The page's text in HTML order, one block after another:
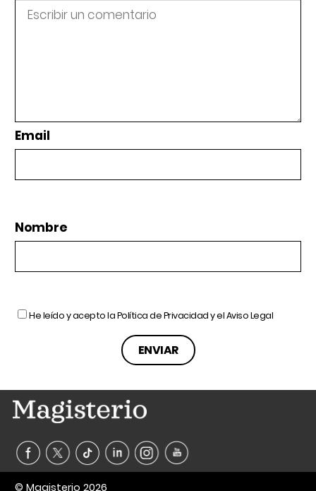
Email
Nombre
He leído y acepto laPolítica de Privacidady elAviso Legal
© Magisterio 2026